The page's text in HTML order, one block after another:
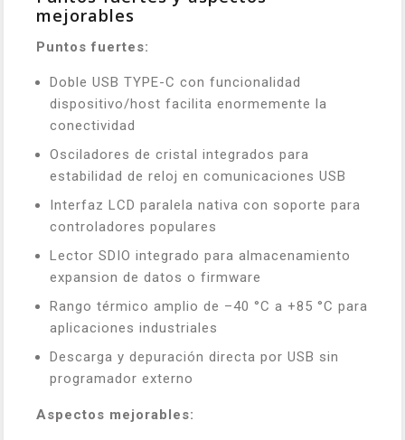
mejorables
Puntos fuertes:
Doble USB TYPE-C con funcionalidad
dispositivo/host facilita enormemente la
conectividad
Osciladores de cristal integrados para
estabilidad de reloj en comunicaciones USB
Interfaz LCD paralela nativa con soporte para
controladores populares
Lector SDIO integrado para almacenamiento
expansion de datos o firmware
Rango térmico amplio de –40 °C a +85 °C para
aplicaciones industriales
Descarga y depuración directa por USB sin
programador externo
Aspectos mejorables: